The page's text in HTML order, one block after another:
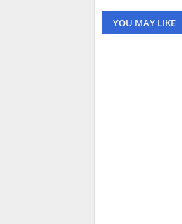
YOU MAY LIKE